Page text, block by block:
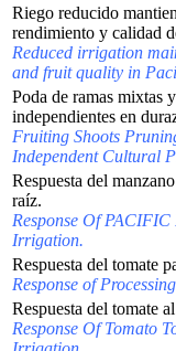
Riego reducido
rendimiento y calidad
Reduced irrigation
and fruit quality in
Poda de ramas mixtas
independientes en
Fruiting Shoots
Independent Cultural
Respuesta del
raíz.
Response Of
Irrigation.
Respuesta del tomate
Response of
Respuesta del tomate
Response Of Tomato